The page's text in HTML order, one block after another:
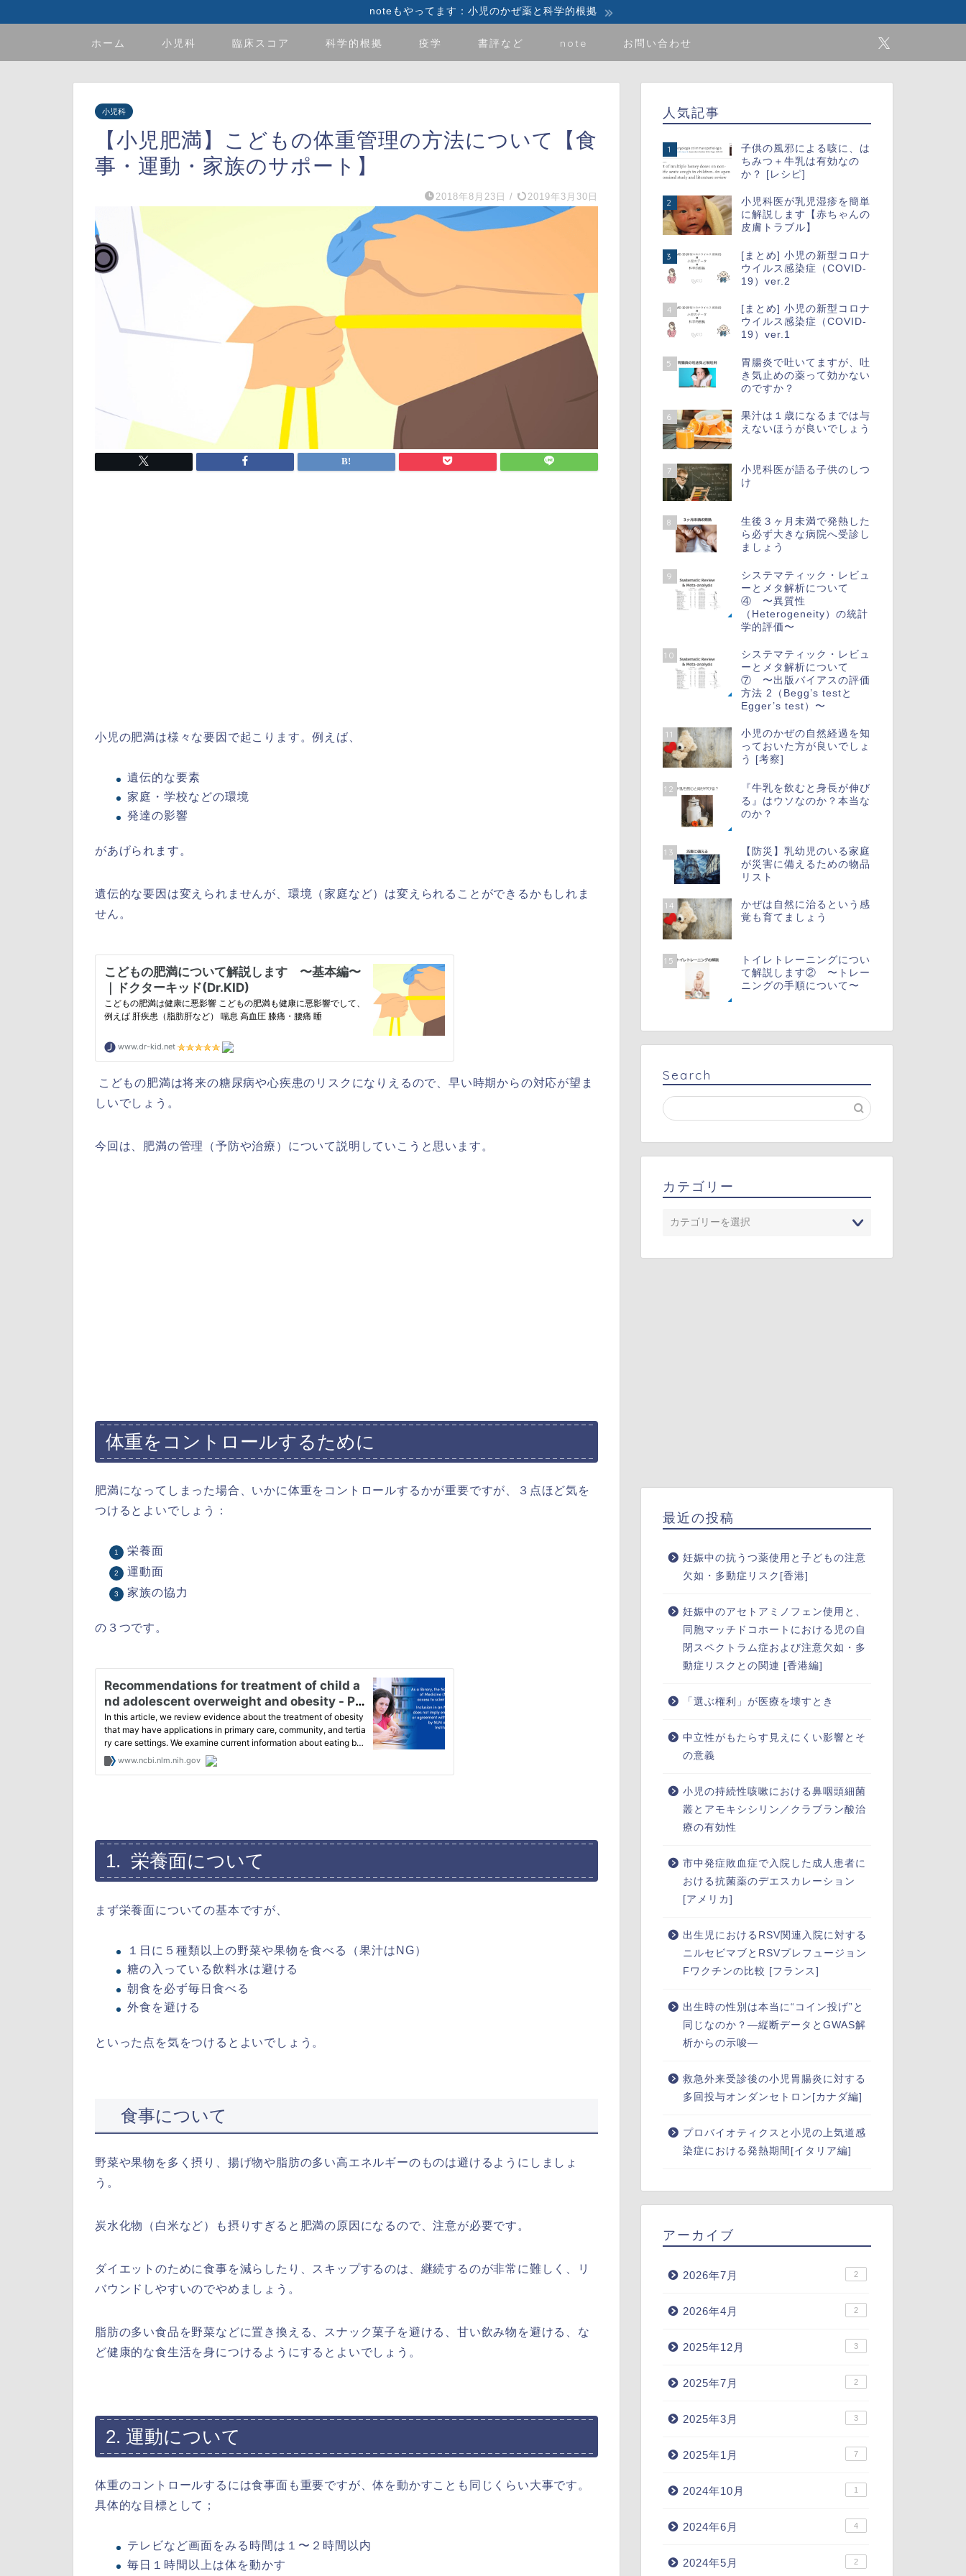
noteもやってます：小児のかぜ薬と科学的根拠
ホーム 小児科 臨床スコア 科学的根拠 疫学 書評など note お問い合わせ
小児科
【小児肥満】こどもの体重管理の方法について【食
事・運動・家族のサポート】
2018年8月23日 / 2019年3月30日
小児の肥満は様々な要因で起こります。例えば、
遺伝的な要素
家庭・学校などの環境
発達の影響
があげられます。
遺伝的な要因は変えられませんが、環境（家庭など）は変えられることができるかもしれま
せん。
こどもの肥満は将来の糖尿病や心疾患のリスクになりえるので、早い時期からの対応が望ま
しいでしょう。
今回は、肥満の管理（予防や治療）について説明していこうと思います。
体重をコントロールするために
肥満になってしまった場合、いかに体重をコントロールするかが重要ですが、３点ほど気を
つけるとよいでしょう：
栄養面
運動面
家族の協力
の３つです。
1. 栄養面について
まず栄養面についての基本ですが、
１日に５種類以上の野菜や果物を食べる（果汁はNG）
糖の入っている飲料水は避ける
朝食を必ず毎日食べる
外食を避ける
といった点を気をつけるとよいでしょう。
食事について
野菜や果物を多く摂り、揚げ物や脂肪の多い高エネルギーのものは避けるようにしましょ
う。
炭水化物（白米など）も摂りすぎると肥満の原因になるので、注意が必要です。
ダイエットのために食事を減らしたり、スキップするのは、継続するのが非常に難しく、リ
バウンドしやすいのでやめましょう。
脂肪の多い食品を野菜などに置き換える、スナック菓子を避ける、甘い飲み物を避ける、な
ど健康的な食生活を身につけるようにするとよいでしょう。
2. 運動について
体重のコントロールするには食事面も重要ですが、体を動かすことも同じくらい大事です。
具体的な目標として；
テレビなど画面をみる時間は１〜２時間以内
毎日１時間以上は体を動かす
人気記事
1
子供の風邪による咳に、は
ちみつ＋牛乳は有効なの
か？ [レシピ]
2
小児科医が乳児湿疹を簡単
に解説します【赤ちゃんの
皮膚トラブル】
3
[まとめ] 小児の新型コロナ
ウイルス感染症（COVID-
19）ver.2
4
[まとめ] 小児の新型コロナ
ウイルス感染症（COVID-
19）ver.1
5
胃腸炎で吐いてますが、吐
き気止めの薬って効かない
のですか？
6
果汁は１歳になるまでは与
えないほうが良いでしょう
7
小児科医が語る子供のしつ
け
8
生後３ヶ月未満で発熱した
ら必ず大きな病院へ受診し
ましょう
9
システマティック・レビュ
ーとメタ解析について
④ 〜異質性
（Heterogeneity）の統計
学的評価〜
10
システマティック・レビュ
ーとメタ解析について
⑦ 〜出版バイアスの評価
方法 2（Begg’s testと
Egger’s test）〜
11
小児のかぜの自然経過を知
っておいた方が良いでしょ
う [考察]
12
『牛乳を飲むと身長が伸び
る』はウソなのか？本当な
のか？
13
【防災】乳幼児のいる家庭
が災害に備えるための物品
リスト
14
かぜは自然に治るという感
覚も育てましょう
15
トイレトレーニングについ
て解説します② 〜トレー
ニングの手順について〜
Search
カテゴリー
最近の投稿
妊娠中の抗うつ薬使用と子どもの注意
欠如・多動症リスク[香港]
妊娠中のアセトアミノフェン使用と、
同胞マッチドコホートにおける児の自
閉スペクトラム症および注意欠如・多
動症リスクとの関連 [香港編]
「選ぶ権利」が医療を壊すとき
中立性がもたらす見えにくい影響とそ
の意義
小児の持続性咳嗽における鼻咽頭細菌
叢とアモキシシリン／クラブラン酸治
療の有効性
市中発症敗血症で入院した成人患者に
おける抗菌薬のデエスカレーション
[アメリカ]
出生児におけるRSV関連入院に対する
ニルセビマブとRSVプレフュージョン
Fワクチンの比較 [フランス]
出生時の性別は本当に“コイン投げ”と
同じなのか？―縦断データとGWAS解
析からの示唆―
救急外来受診後の小児胃腸炎に対する
多回投与オンダンセトロン[カナダ編]
プロバイオティクスと小児の上気道感
染症における発熱期間[イタリア編]
アーカイブ
2026年7月 2
2026年4月 2
2025年12月 3
2025年7月 2
2025年3月 3
2025年1月 7
2024年10月 1
2024年6月 4
2024年5月 2